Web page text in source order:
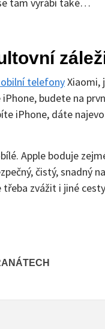
telefonyXiaomi,
budete na
iPhone, dáte
Apple boduje
čistý, snadný
zvážit i jiné